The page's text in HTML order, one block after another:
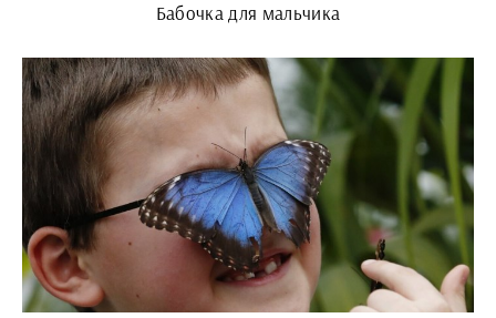
Бабочка для мальчика